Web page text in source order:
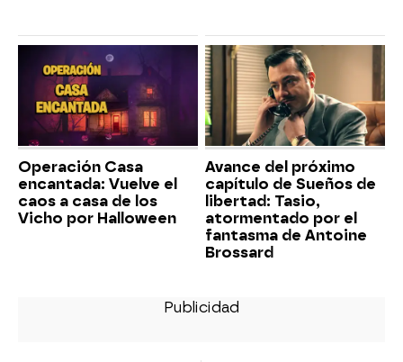
Operación Casa
encantada: Vuelve el
caos a casa de los
Vicho por Halloween
Avance del próximo
capítulo de Sueños de
libertad: Tasio,
atormentado por el
fantasma de Antoine
Brossard